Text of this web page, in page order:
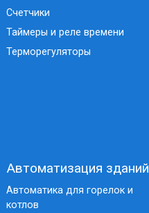
Счетчики
Таймеры и реле времени
Терморегуляторы
Автоматизация зданий
Автоматика для горелок и
котлов